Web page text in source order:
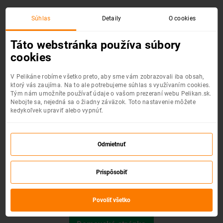
Chyba 404 :(
Požadovaná stránka nebola nájdená.
Súhlas Detaily O cookies
Táto webstránka používa súbory
cookies
V Pelikáne robíme všetko preto, aby sme vám zobrazovali iba obsah,
ktorý vás zaujíma. Na to ale potrebujeme súhlas s využívaním cookies.
Tým nám umožníte používať údaje o vašom prezeraní webu Pelikan.sk.
Nebojte sa, nejedná sa o žiadny záväzok. Toto nastavenie môžete
kedykoľvek upraviť alebo vypnúť.
Odmietnuť
Prispôsobiť
Povoliť všetko